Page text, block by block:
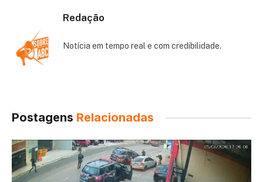
Redação
Notícia em tempo real e com credibilidade.
Postagens Relacionadas